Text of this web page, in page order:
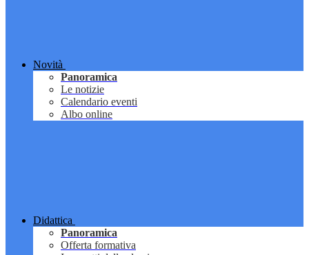
Novità
Panoramica
Le notizie
Calendario eventi
Albo online
Didattica
Panoramica
Offerta formativa